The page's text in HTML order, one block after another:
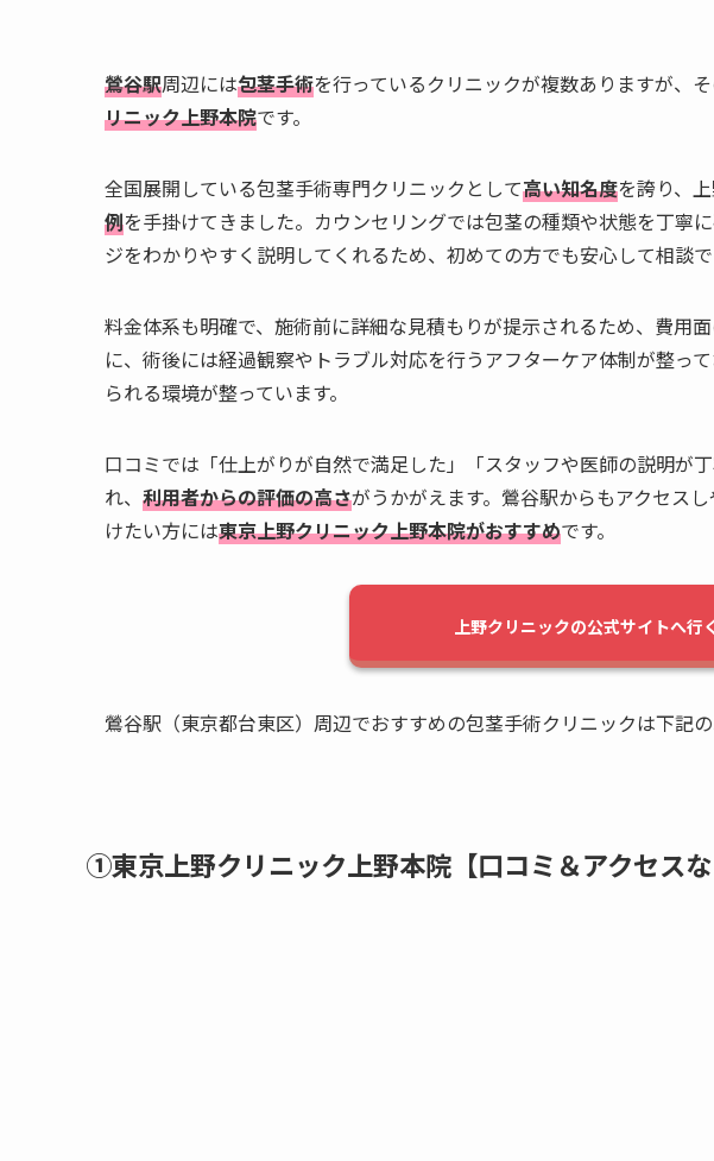
鶯谷駅周辺には包茎手術を行っているクリニックが複数ありますが、
リニック上野本院です。
全国展開している包茎手術専門クリニックとして高い知名度を誇り、
例を手掛けてきました。カウンセリングでは包茎の種類や状態を丁寧
ジをわかりやすく説明してくれるため、初めての方でも安心して相談で
料金体系も明確で、施術前に詳細な見積もりが提示されるため、費用
に、術後には経過観察やトラブル対応を行うアフターケア体制が整っ
られる環境が整っています。
口コミでは「仕上がりが自然で満足した」「スタッフや医師の説明が
れ、 利用者からの評価の高さがうかがえます。鶯谷駅からもアクセス
けたい方には東京上野クリニック上野本院がおすすめです。
上野クリニックの公式サイトへ行
鶯谷駅（東京都台東区）周辺でおすすめの包茎手術クリニックは下記の
①東京上野クリニック上野本院【口コミ＆アクセスな